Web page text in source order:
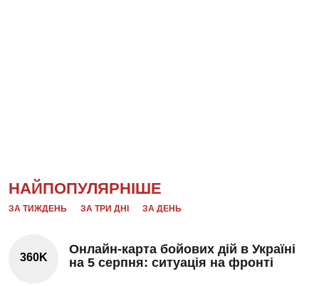
НАЙПОПУЛЯРНІШЕ
ЗА ТИЖДЕНЬ ЗА ТРИ ДНІ ЗА ДЕНЬ
360K
Онлайн-карта бойових дій в Україні
на 5 серпня: ситуація на фронті